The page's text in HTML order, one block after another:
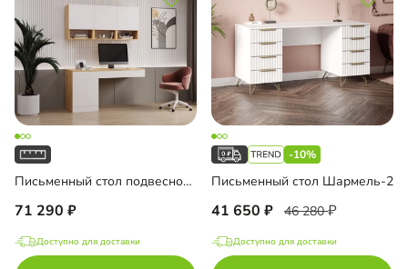
Письменный стол подвесной Мобаро-7
71 290
Доступно для доставки
-10%
Письменный стол Шармель-2
41 650 46 280
Доступно для доставки